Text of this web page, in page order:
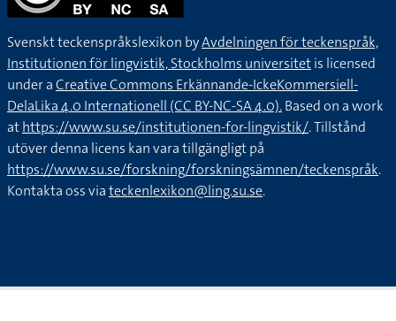
Svenskt teckenspråkslexikon byAvdelningen för teckenspråk,
Institutionen för lingvistik, Stockholms universitetis licensed
under aCreative Commons Erkännande-IckeKommersiell-
DelaLika 4.0 Internationell (CC BY-NC-SA 4.0).Based on a work
athttps://www.su.se/institutionen-for-lingvistik/. Tillstånd
utöver denna licens kan vara tillgängligt på
https://www.su.se/forskning/forskningsämnen/teckenspråk.
Kontakta oss viateckenlexikon@ling.su.se.